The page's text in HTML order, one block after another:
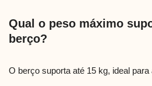
Qual o peso máximo
berço?
O berço suporta até 15 kg, ideal